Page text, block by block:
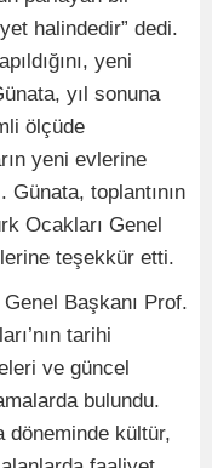
halindedir” dedi.
yeni
yıl sonuna
ölçüde
yeni evlerine
Günata, toplantının
Ocakları Genel
teşekkür etti.
Başkanı Prof.
tarihi
ve güncel
bulundu.
döneminde kültür,